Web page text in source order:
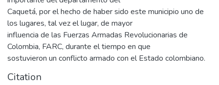
Caquetá, por el hecho de haber sido este municipio uno de
los lugares, tal vez el lugar, de mayor
influencia de las Fuerzas Armadas Revolucionarias de
Colombia, FARC, durante el tiempo en que
sostuvieron un conflicto armado con el Estado colombiano.
Citation